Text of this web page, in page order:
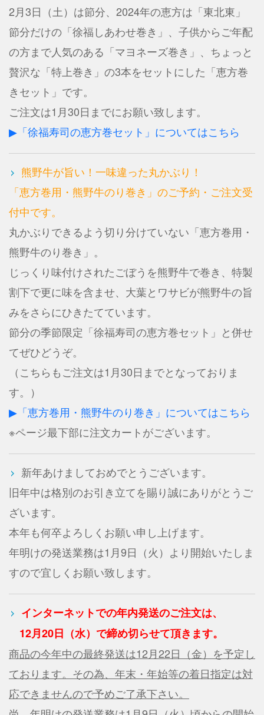
2月3日（土）は節分、2024年の恵方は「東北東」
節分だけの「徐福しあわせ巻き」、子供からご年配
の方まで人気のある「マヨネーズ巻き」、ちょっと
贅沢な「特上巻き」の3本をセットにした「恵方巻
きセット」です。
ご注文は1月30日までにお願い致します。
▶「徐福寿司の恵方巻セット」についてはこちら
熊野牛が旨い！一味違った丸かぶり！
「恵方巻用・熊野牛のり巻き」のご予約・ご注文受
付中です。
丸かぶりできるよう切り分けていない「恵方巻用・
熊野牛のり巻き」。
じっくり味付けされたごぼうを熊野牛で巻き、特製
割下で更に味を含ませ、大葉とワサビが熊野牛の旨
みをさらにひきたてています。
節分の季節限定「徐福寿司の恵方巻セット」と併せ
てぜひどうぞ。
（こちらもご注文は1月30日までとなっておりま
す。）
▶「恵方巻用・熊野牛のり巻き」についてはこちら
※ページ最下部に注文カートがございます。
新年あけましておめでとうございます。
旧年中は格別のお引き立てを賜り誠にありがとうご
ざいます。
本年も何卒よろしくお願い申し上げます。
年明けの発送業務は1月9日（火）より開始いたしま
すので宜しくお願い致します。
インターネットでの年内発送のご注文は、
12月20日（水）で締め切らせて頂きます。
商品の今年中の最終発送は12月22日（金）を予定し
ております。その為、年末・年始等の着日指定は対
応できませんので予めご了承下さい。